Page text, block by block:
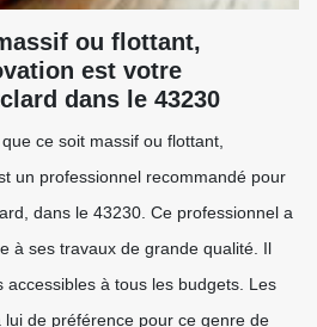
ou flottant,
est votre
dans le 43230
ce soit massif ou flottant,
un professionnel recommandé pour
dans le 43230. Ce professionnel a
à ses travaux de grande qualité. Il
accessibles à tous les budgets. Les
lui de préférence pour ce genre de